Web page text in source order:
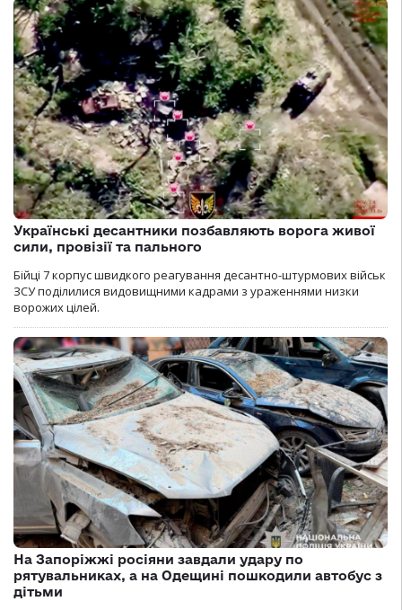
Українські десантники позбавляють ворога живої
сили, провізії та пального
Бійці 7 корпус швидкого реагування десантно-штурмових військ
ЗСУ поділилися видовищними кадрами з ураженнями низки
ворожих цілей.
На Запоріжжі росіяни завдали удару по
рятувальниках, а на Одещині пошкодили автобус з
дітьми